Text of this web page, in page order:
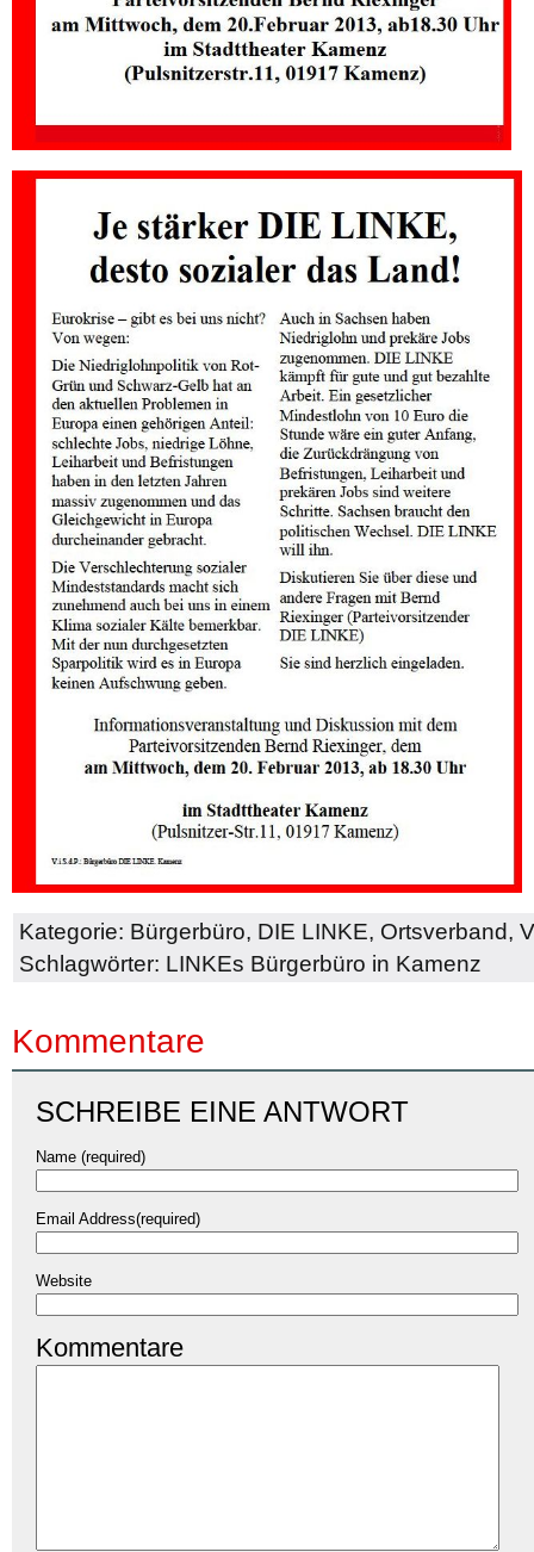
Kategorie: Bürgerbüro, DIE LINKE, Ortsverband,
Schlagwörter: LINKEs Bürgerbüro in Kamenz
Kommentare
SCHREIBE EINE ANTWORT
Name (required)
Email Address(required)
Website
Kommentare